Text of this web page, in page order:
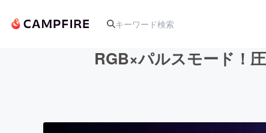
RGB×パルスモード！